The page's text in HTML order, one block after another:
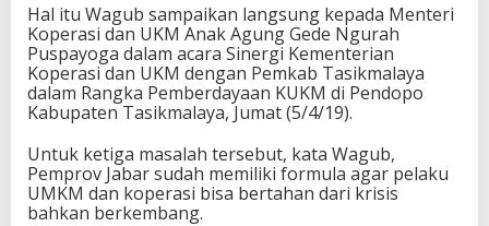
Hal itu Wagub sampaikan langsung kepada Menteri
Koperasi dan UKM Anak Agung Gede Ngurah
Puspayoga dalam acara Sinergi Kementerian
Koperasi dan UKM dengan Pemkab Tasikmalaya
dalam Rangka Pemberdayaan KUKM di Pendopo
Kabupaten Tasikmalaya, Jumat (5/4/19).
Untuk ketiga masalah tersebut, kata Wagub,
Pemprov Jabar sudah memiliki formula agar pelaku
UMKM dan koperasi bisa bertahan dari krisis
bahkan berkembang.